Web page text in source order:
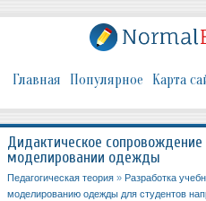
Главная Популярное Карта
Дидактическое сопровождение
моделировании одежды
Педагогическая теория » Разработка
моделированию одежды для студентов